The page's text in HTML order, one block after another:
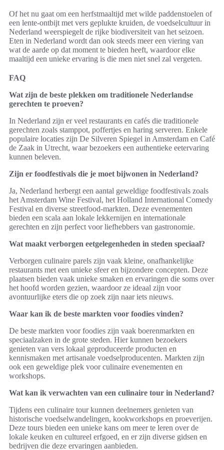
Of het nu gaat om een herfstmaaltijd met wilde paddenstoelen of
een lente-ontbijt met vers geplukte kruiden, de voedselcultuur in
Nederland weerspiegelt de rijke biodiversiteit van het seizoen.
Eten in Nederland wordt dan ook steeds meer een viering van
wat de aarde op dat moment te bieden heeft, waardoor elke
maaltijd een unieke ervaring is die men niet snel zal vergeten.
FAQ
Wat zijn de beste plekken om traditionele Nederlandse
gerechten te proeven?
In Nederland zijn er veel restaurants en cafés die traditionele
gerechten zoals stamppot, poffertjes en haring serveren. Enkele
populaire locaties zijn De Silveren Spiegel in Amsterdam en Café
de Zaak in Utrecht, waar bezoekers een authentieke eetervaring
kunnen beleven.
Zijn er foodfestivals die je moet bijwonen in Nederland?
Ja, Nederland herbergt een aantal geweldige foodfestivals zoals
het Amsterdam Wine Festival, het Holland International Comedy
Festival en diverse streetfood-markten. Deze evenementen
bieden een scala aan lokale lekkernijen en internationale
gerechten en zijn perfect voor liefhebbers van gastronomie.
Wat maakt verborgen eetgelegenheden in steden speciaal?
Verborgen culinaire parels zijn vaak kleine, onafhankelijke
restaurants met een unieke sfeer en bijzondere concepten. Deze
plaatsen bieden vaak unieke smaken en ervaringen die soms over
het hoofd worden gezien, waardoor ze ideaal zijn voor
avontuurlijke eters die op zoek zijn naar iets nieuws.
Waar kan ik de beste markten voor foodies vinden?
De beste markten voor foodies zijn vaak boerenmarkten en
speciaalzaken in de grote steden. Hier kunnen bezoekers
genieten van vers lokaal geproduceerde producten en
kennismaken met artisanale voedselproducenten. Markten zijn
ook een geweldige plek voor culinaire evenementen en
workshops.
Wat kan ik verwachten van een culinaire tour in Nederland?
Tijdens een culinaire tour kunnen deelnemers genieten van
historische voedselwandelingen, kookworkshops en proeverijen.
Deze tours bieden een unieke kans om meer te leren over de
lokale keuken en cultureel erfgoed, en er zijn diverse gidsen en
bedrijven die deze ervaringen aanbieden.